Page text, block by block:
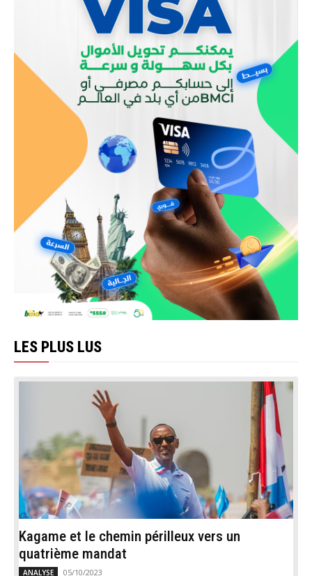
LES PLUS LUS
Kagame et le chemin périlleux vers un
quatrième mandat
ANALYSE 05/10/2023